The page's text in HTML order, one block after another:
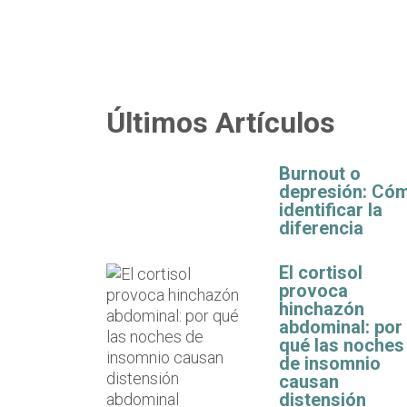
Últimos Artículos
Burnout o
depresión:
identificar la
diferencia
El cortisol
provoca
hinchazón
abdominal: por
qué las noches
de insomnio
causan
distensión